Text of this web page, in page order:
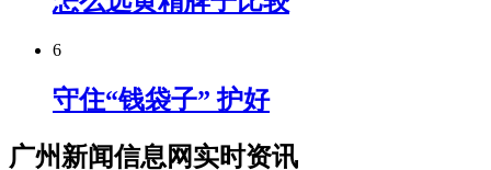
6
守住“钱袋子” 护好
广州新闻信息网实时资讯